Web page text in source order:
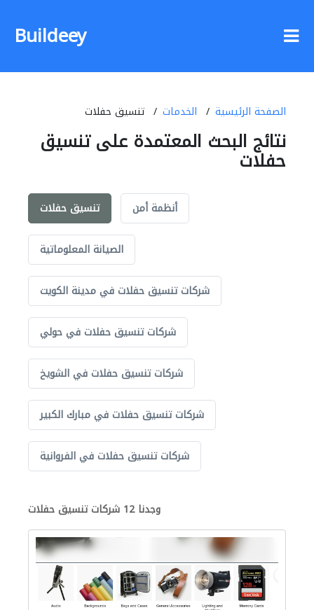
Buildeey
الصفحة الرئيسية الخدمات تنسيق حفلات
نتائج البحث المعتمدة على تنسيق
حفلات
تنسيق حفلات أنظمة أمن
الصيانة المعلوماتية
شركات تنسيق حفلات في مدينة الكويت
شركات تنسيق حفلات في حولي
شركات تنسيق حفلات في الشويخ
شركات تنسيق حفلات في مبارك الكبير
شركات تنسيق حفلات في الفروانية
وجدنا 12 شركات تنسيق حفلات